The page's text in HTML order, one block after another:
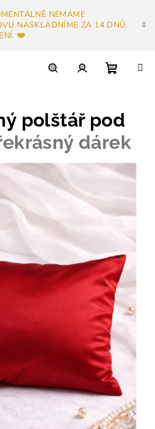
NEMÁME
NASKLADNÍME ZA 14 DNŮ.
❤️
košík
polštář pod
dárek